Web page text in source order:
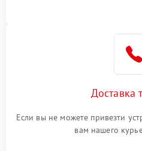
Доставка
Если вы не можете привезти
вам нашего